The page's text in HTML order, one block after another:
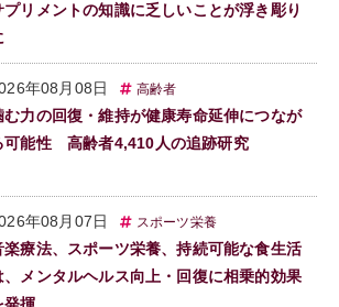
プリメントの知識に乏しいことが浮き彫り
年08月08日 高齢者
む力の回復・維持が健康寿命延伸につなが
可能性 高齢者4,410人の追跡研究
年08月07日 スポーツ栄養
楽療法、スポーツ栄養、持続可能な食生活
、メンタルヘルス向上・回復に相乗的効果